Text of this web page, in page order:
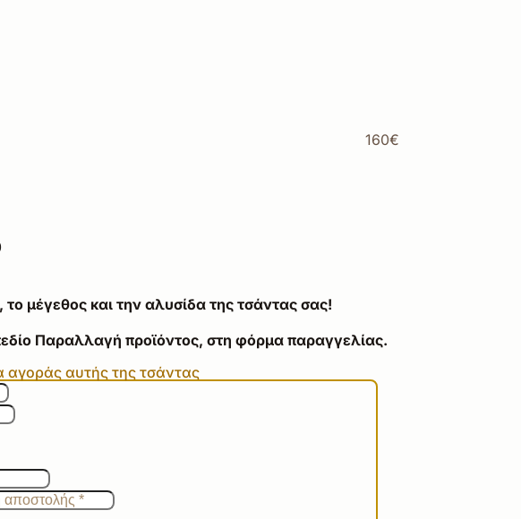
160€
μέγεθος και την αλυσίδα της τσάντας σας!
Παραλλαγή προϊόντος, στη φόρμα παραγγελίας.
αγοράς αυτής της τσάντας